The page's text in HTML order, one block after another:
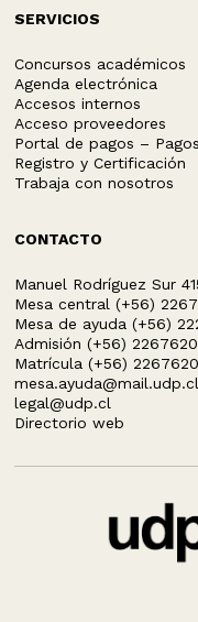
SERVICIOS
Concursos académicos
Agenda electrónica
Accesos internos
Acceso proveedores
Portal de pagos –
Registro y Certificación
Trabaja con nosotros
CONTACTO
Manuel Rodríguez Sur
Mesa central (+56)
Mesa de ayuda (+56)
Admisión (+56)
Matrícula (+56)
mesa.ayuda@mail.udp.cl
legal@udp.cl
Directorio web